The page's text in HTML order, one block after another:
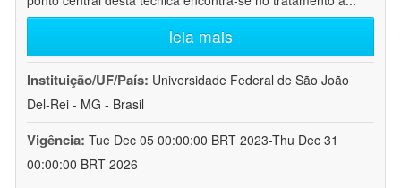
leia mais
Instituição/UF/País: Universidade Federal de São João
Del-Rei - MG - Brasil
Vigência: Tue Dec 05 00:00:00 BRT 2023-Thu Dec 31
00:00:00 BRT 2026